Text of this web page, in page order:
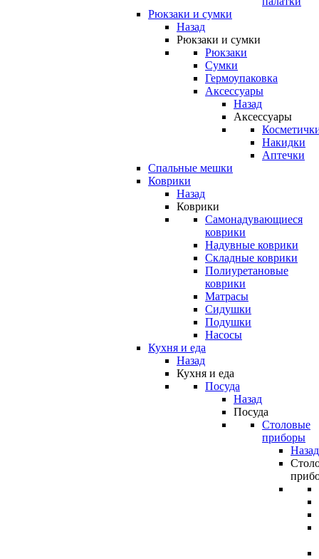
Рюкзаки и сумки
Назад
Рюкзаки и сумки
Рюкзаки
Сумки
Гермоупаковка
Аксессуары
Назад
Аксессуары
Накидки
Аптечки
Спальные мешки
Коврики
Назад
Коврики
Самонадувающиеся
коврики
Надувные коврики
Складные коврики
Полиуретановые
коврики
Матрасы
Сидушки
Подушки
Насосы
Кухня и еда
Назад
Кухня и еда
Посуда
Назад
Посуда
Столовые
приборы
Назад